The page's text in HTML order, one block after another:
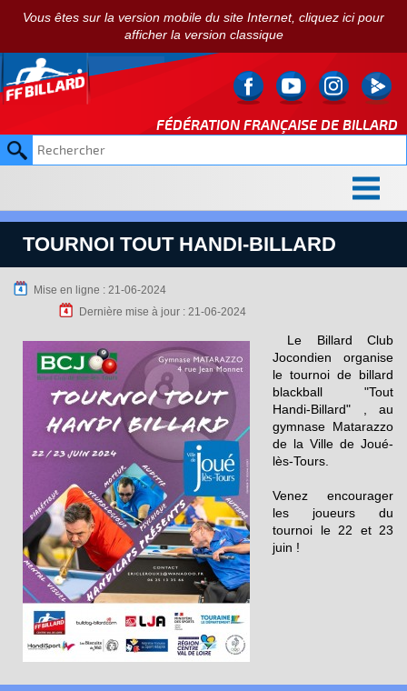
Vous êtes sur la version mobile du site Internet, cliquez ici pour
afficher la version classique
FÉDÉRATION FRANÇAISE DE BILLARD
TOURNOI TOUT HANDI-BILLARD
Mise en ligne : 21-06-2024
Dernière mise à jour : 21-06-2024
Le Billard Club
Jocondien organise
le tournoi de billard
blackball "Tout
Handi-Billard" , au
gymnase Matarazzo
de la Ville de Joué-
lès-Tours.
Venez encourager
les joueurs du
tournoi le 22 et 23
juin !